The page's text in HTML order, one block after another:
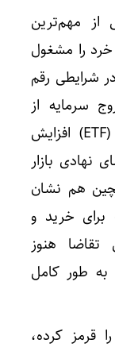
مهم‌ترین
را مشغول
کرده است. کاهش اخیر قیمت BTC در شرایطی رقم
سرمایه از
صندوق‌های قابل معامله در بورس (ETF) افزایش
نهادی بازار
هم نشان
خرید و
تقاضا هنوز
به طور کامل
قرمز کرده،